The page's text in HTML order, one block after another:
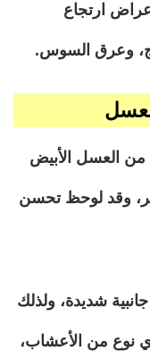
ارتجاع
وعرق السوس.
العسل الأبيض
وقد لوحظ تحسن
شديدة، ولذلك
نوع من الأعشاب،